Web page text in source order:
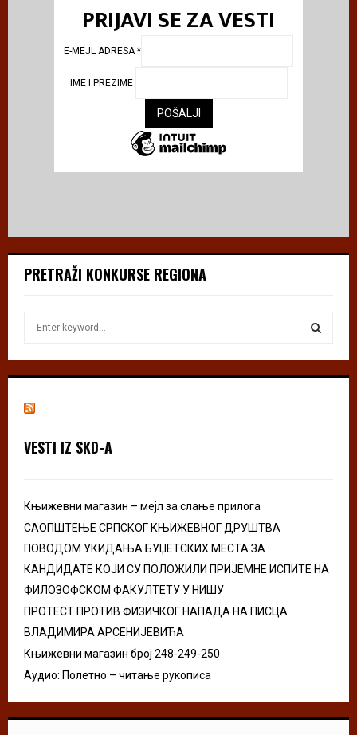
PRIJAVI SE ZA VESTI
E-MEJL ADRESA*
IME I PREZIME
PRETRAŽI KONKURSE REGIONA
h
r
S
VESTI IZ SKD-A
Књижевни магазин – мејл за слање прилога
САОПШТЕЊЕ СРПСКОГ КЊИЖЕВНОГ ДРУШТВА
ПОВОДОМ УКИДАЊА БУЏЕТСКИХ МЕСТА ЗА
КАНДИДАТЕ КОЈИ СУ ПОЛОЖИЛИ ПРИЈЕМНЕ ИСПИТЕ НА
ФИЛОЗОФСКОМ ФАКУЛТЕТУ У НИШУ
ПРОТЕСТ ПРОТИВ ФИЗИЧКОГ НАПАДА НА ПИСЦА
ВЛАДИМИРА АРСЕНИЈЕВИЋА
Књижевни магазин број 248-249-250
Аудио: Полетно – читање рукописа